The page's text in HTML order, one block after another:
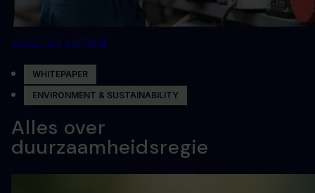
Lees het verhaal
WHITEPAPER
ENVIRONMENT & SUSTAINABILITY
Alles over
duurzaamheidsregie